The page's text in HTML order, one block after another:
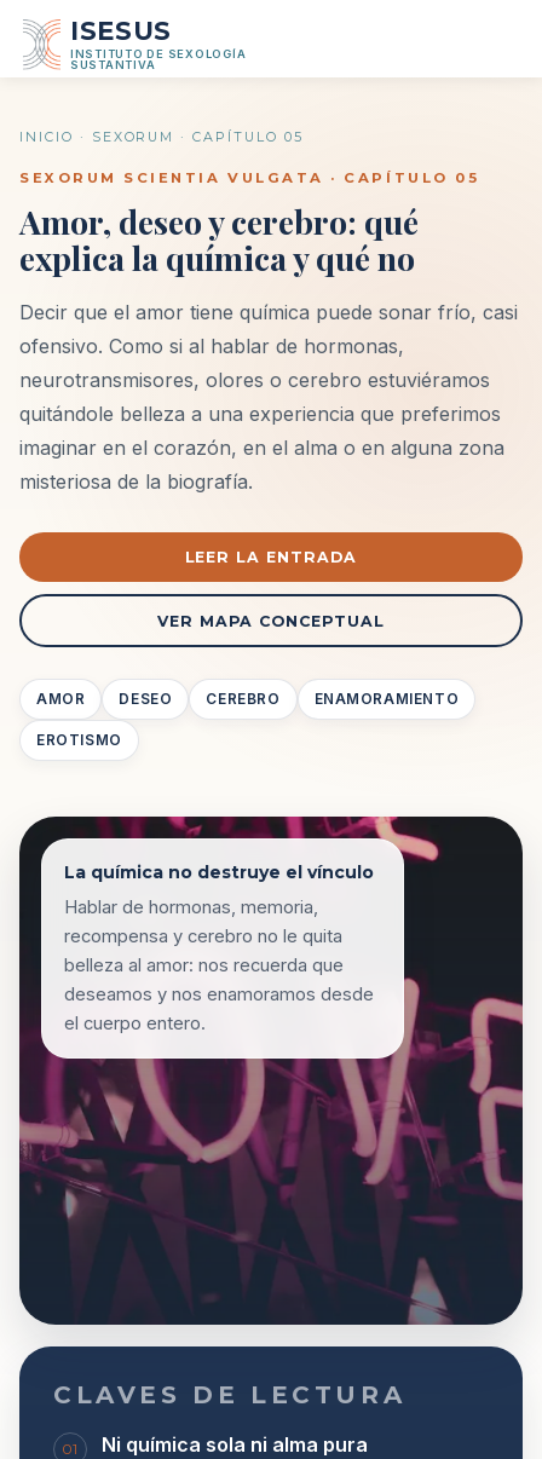
ISESUS
INSTITUTO DE SEXOLOGÍA
SUSTANTIVA
INICIO · SEXORUM · CAPÍTULO 05
SEXORUM SCIENTIA VULGATA · CAPÍTULO 05
Amor, deseo y cerebro: qué
explica la química y qué no
Decir que el amor tiene química puede sonar frío, casi
ofensivo. Como si al hablar de hormonas,
neurotransmisores, olores o cerebro estuviéramos
quitándole belleza a una experiencia que preferimos
imaginar en el corazón, en el alma o en alguna zona
misteriosa de la biografía.
LEER LA ENTRADA
VER MAPA CONCEPTUAL
AMOR DESEO CEREBRO ENAMORAMIENTO
EROTISMO
La química no destruye el vínculo
Hablar de hormonas, memoria,
recompensa y cerebro no le quita
belleza al amor: nos recuerda que
deseamos y nos enamoramos desde
el cuerpo entero.
CLAVES DE LECTURA
01 Ni química sola ni alma pura